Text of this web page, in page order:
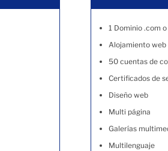
1 Dominio .com
Alojamiento
50 cuentas de
Certificados de
Diseño web
Multi página
Galerías
Multilenguaje